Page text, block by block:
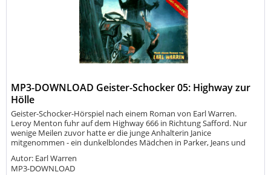
MP3-DOWNLOAD Geister-Schocker 05: Highway zur
Hölle
Geister-Schocker-Hörspiel nach einem Roman von Earl Warren.
Leroy Menton fuhr auf dem Highway 666 in Richtung Safford. Nur
wenige Meilen zuvor hatte er die junge Anhalterin Janice
mitgenommen - ein dunkelblondes Mädchen in Parker, Jeans und
abzeichnete. Doch gerade,...
Autor: Earl Warren
MP3-DOWNLOAD